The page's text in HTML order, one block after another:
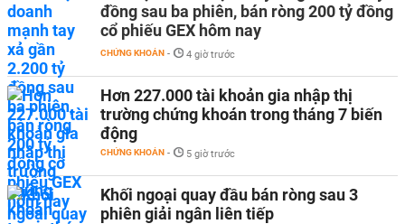
đồng sau ba phiên, bán ròng 200 tỷ đồng
cổ phiếu GEX hôm nay
CHỨNG KHOÁN - 4 giờ trước
Hơn 227.000 tài khoản gia nhập thị
trường chứng khoán trong tháng 7 biến
động
CHỨNG KHOÁN - 5 giờ trước
Khối ngoại quay đầu bán ròng sau 3
phiên giải ngân liên tiếp